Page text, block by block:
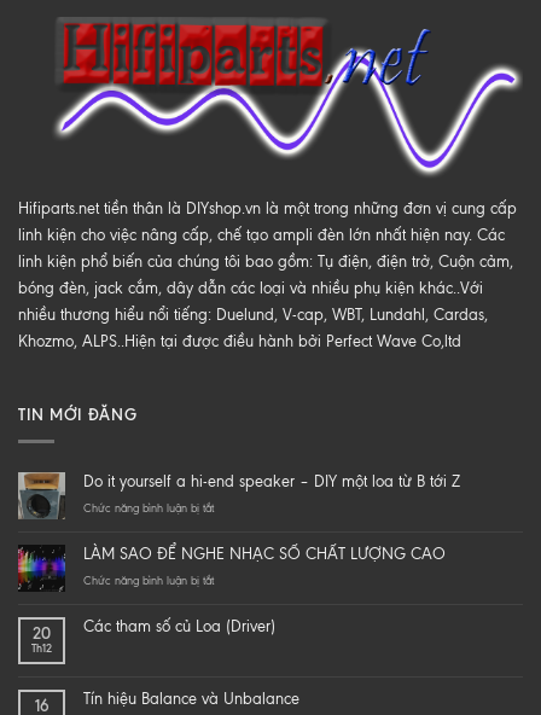
Hifiparts.net tiền thân là DIYshop.vn là một trong những đơn vị cung cấp
linh kiện cho việc nâng cấp, chế tạo ampli đèn lớn nhất hiện nay. Các
linh kiện phổ biến của chúng tôi bao gồm: Tụ điện, điện trở, Cuộn cảm,
bóng đèn, jack cắm, dây dẫn các loại và nhiều phụ kiện khác..Với
nhiều thương hiểu nổi tiếng: Duelund, V-cap, WBT, Lundahl, Cardas,
Khozmo, ALPS..Hiện tại được điều hành bởi Perfect Wave Co,ltd
TIN MỚI ĐĂNG
Do it yourself a hi-end speaker – DIY một loa từ B tới Z
Chức năng bình luận bị tắtở
yourself
a
speaker
loa
LÀM SAO ĐỂ NGHE NHẠC SỐ CHẤT LƯỢNG CAO
Chức năng bình luận bị tắtở
ĐỂ
CHẤT
20
Th12
Các tham số củ Loa (Driver)
16 Tín hiệu Balance và Unbalance